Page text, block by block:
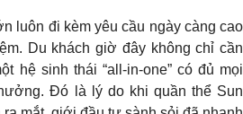
luôn đi kèm yêu cầu ngày càng cao
Du khách giờ đây không chỉ cần
hệ sinh thái “all-in-one” có đủ mọi
Đó là lý do khi quần thể Sun